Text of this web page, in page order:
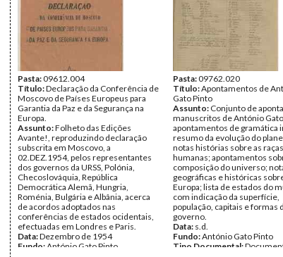
Pasta:09612.004
Título:Declaração da Conferência de
Moscovo de Países Europeus para
Garantia da Paz e da Segurança na
Europa.
Assunto:Folheto das Edições
Avante!, reproduzindo declaração
subscrita em Moscovo, a
02.DEZ.1954, pelos representantes
dos governos da URSS, Polónia,
Checoslováquia, República
Democrática Alemã, Hungria,
Roménia, Bulgária e Albânia, acerca
de acordos adoptados nas
conferências de estados ocidentais,
efectuadas em Londres e Paris.
Data:Dezembro de 1954
Fundo: António Gato Pinto
Pasta:09762.020
Título:Apontamentos de
Gato Pinto
Assunto: Conjunto de
manuscritos de António
apontamentos de gramática
resumo da evolução do
notas histórias sobre as raças
humanas; apontamentos
composição do universo;
geográficas e históricas
Europa; lista de estados do
com indicação da superfície,
população, capitais e formas
governo.
Data: s.d.
Fundo:António Gato Pinto
Tipo Documental: